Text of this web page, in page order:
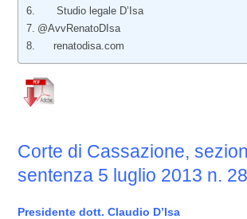
Studio legale D’Isa
@AvvRenatoDIsa
renatodisa.com
Corte di Cassazione,
sentenza 5 luglio 2013 n.
Presidente dott. Claudio D’Isa